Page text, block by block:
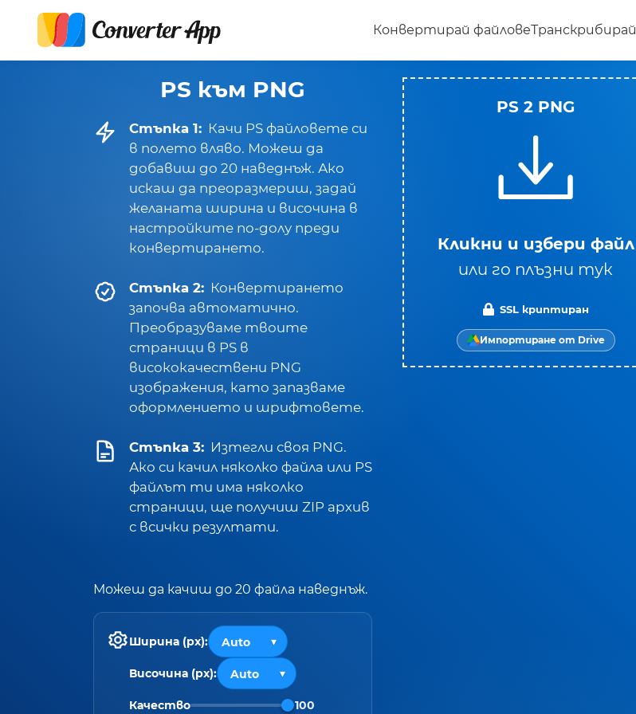
Конвертирай файловеТранскрибирай
PS към PNG
Стъпка 1: Качи PS файловете си
в полето вляво. Можеш да
добавиш до 20 наведнъж. Ако
искаш да преоразмериш, задай
желаната ширина и височина в
настройките по-долу преди
конвертирането.
Стъпка 2: Конвертирането
започва автоматично.
Преобразуваме твоите
страници в PS в
висококачествени PNG
изображения, като запазваме
оформлението и шрифтовете.
Стъпка 3: Изтегли своя PNG.
Ако си качил няколко файла или PS
файлът ти има няколко
страници, ще получиш ZIP архив
с всички резултати.
Можеш да качиш до 20 файла наведнъж.
Ширина (px):
Височина (px):
Качество 100
PS 2 PNG
Кликни и избери файл
или го плъзни тук
SSL криптиран
Импортиране от Drive